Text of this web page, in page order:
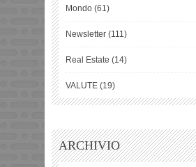
Mondo (61)
Newsletter (111)
Real Estate (14)
VALUTE (19)
ARCHIVIO